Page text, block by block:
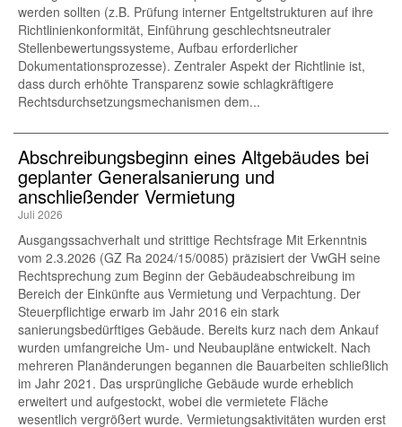
werden sollten (z.B. Prüfung interner Entgeltstrukturen auf ihre
Richtlinienkonformität, Einführung geschlechtsneutraler
Stellenbewertungssysteme, Aufbau erforderlicher
Dokumentationsprozesse). Zentraler Aspekt der Richtlinie ist,
dass durch erhöhte Transparenz sowie schlagkräftigere
Rechtsdurchsetzungsmechanismen dem...
Abschreibungsbeginn eines Altgebäudes bei
geplanter Generalsanierung und
anschließender Vermietung
Juli 2026
Ausgangssachverhalt und strittige Rechtsfrage Mit Erkenntnis
vom 2.3.2026 (GZ Ra 2024/15/0085) präzisiert der VwGH seine
Rechtsprechung zum Beginn der Gebäudeabschreibung im
Bereich der Einkünfte aus Vermietung und Verpachtung. Der
Steuerpflichtige erwarb im Jahr 2016 ein stark
sanierungsbedürftiges Gebäude. Bereits kurz nach dem Ankauf
wurden umfangreiche Um- und Neubaupläne entwickelt. Nach
mehreren Planänderungen begannen die Bauarbeiten schließlich
im Jahr 2021. Das ursprüngliche Gebäude wurde erheblich
erweitert und aufgestockt, wobei die vermietete Fläche
wesentlich vergrößert wurde. Vermietungsaktivitäten wurden erst